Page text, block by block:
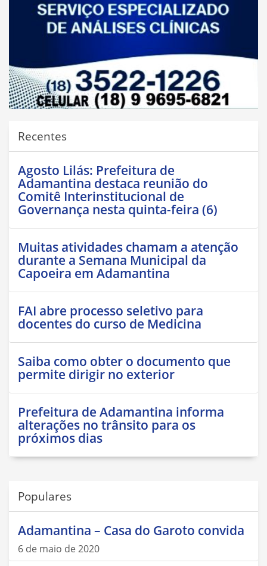
Recentes
Agosto Lilás: Prefeitura de
Adamantina destaca reunião do
Comitê Interinstitucional de
Governança nesta quinta-feira (6)
Muitas atividades chamam a atenção
durante a Semana Municipal da
Capoeira em Adamantina
FAI abre processo seletivo para
docentes do curso de Medicina
Saiba como obter o documento que
permite dirigir no exterior
Prefeitura de Adamantina informa
alterações no trânsito para os
próximos dias
Populares
Adamantina – Casa do Garoto convida
6 de maio de 2020